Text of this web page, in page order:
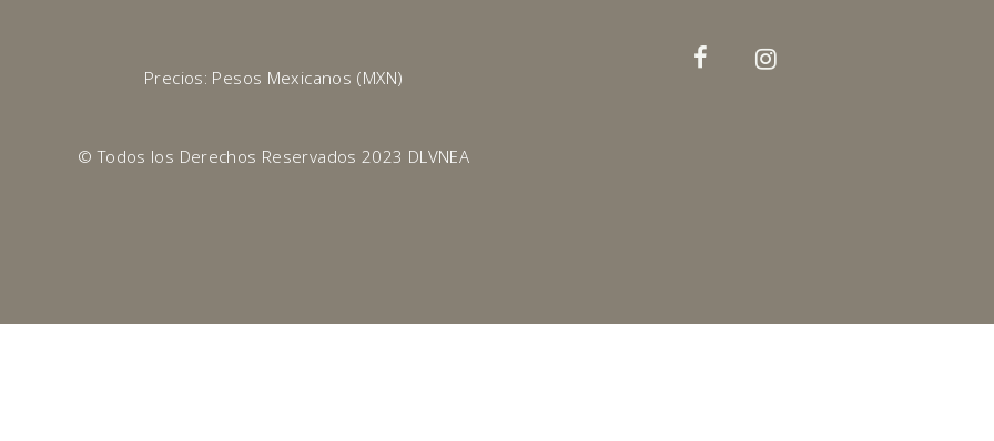
Precios: Pesos Mexicanos (MXN)
© Todos los Derechos Reservados 2023 DLVNEA